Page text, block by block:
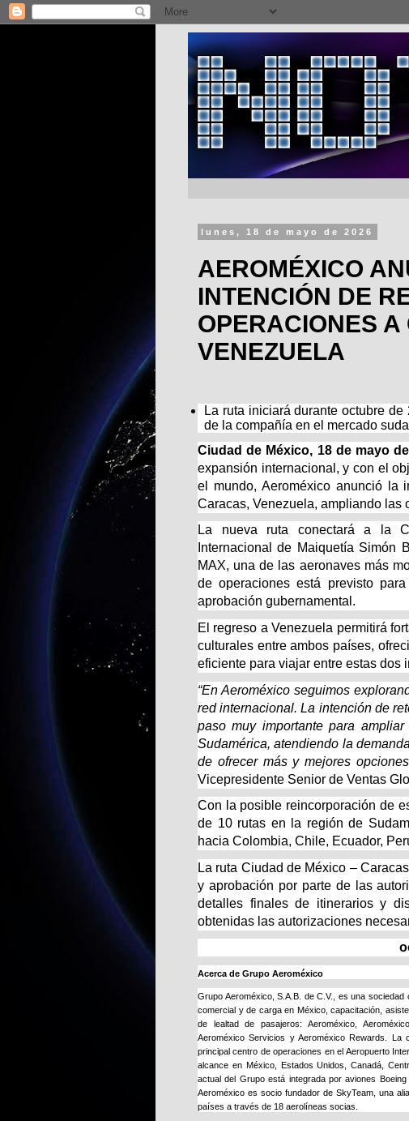
lunes, 18 de mayo de 2026
AEROMÉXICO
INTENCIÓN DE
OPERACIONES
VENEZUELA
La ruta iniciará durante octubre
de la compañía en el mercado
Ciudad de México, 18 de mayo
expansión internacional, y con el
el mundo, Aeroméxico anunció la
Caracas, Venezuela, ampliando las
La nueva ruta conectará a la
Internacional de Maiquetía Simón
MAX, una de las aeronaves más
de operaciones está previsto
aprobación gubernamental.
El regreso a Venezuela permitirá
culturales entre ambos países,
eficiente para viajar entre estas dos
“En Aeroméxico seguimos
red internacional. La intención de
paso muy importante para
Sudamérica, atendiendo la
de ofrecer más y mejores
Vicepresidente Senior de Ventas
Con la posible reincorporación de
de 10 rutas en la región de
hacia Colombia, Chile, Ecuador,
La ruta Ciudad de México –
y aprobación por parte de las
detalles finales de itinerarios y
obtenidas las autorizaciones
Acerca de Grupo Aeroméxico
Grupo Aeroméxico, S.A.B. de C.V., es una
comercial y de carga en México, capacitación,
de lealtad de pasajeros: Aeroméxico,
Aeroméxico Servicios y Aeroméxico Rewards.
principal centro de operaciones en el Aeropuerto
alcance en México, Estados Unidos, Canadá,
actual del Grupo está integrada por aviones
Aeroméxico es socio fundador de SkyTeam, una
países a través de 18 aerolíneas socias.